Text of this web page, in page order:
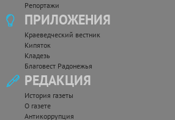
Репортажи
ПРИЛОЖЕНИЯ
Краеведческий вестник
Кипяток
Кладезь
Благовест Радонежья
РЕДАКЦИЯ
История газеты
О газете
Антикоррупция